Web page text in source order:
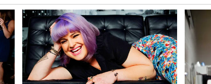
சூடுபடுத்தி சாப்பிடக்கூடாத
10 உணவுகள்.! இதெல்லாம்
விஷமாக மாறுமாம்.!
புற்றுநோய் ஆபத்து வரும்.!
எச்சரிக்கை.!